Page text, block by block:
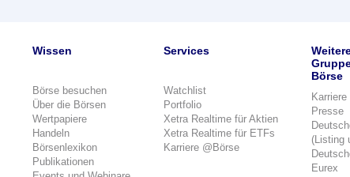
Wissen
Börse besuchen
Über die Börsen
Wertpapiere
Handeln
Börsenlexikon
Publikationen
Services
Watchlist
Portfolio
Xetra Realtime für Aktien
Xetra Realtime für ETFs
Karriere @Börse
Börse
Karriere
Presse
(Listing
Eurex